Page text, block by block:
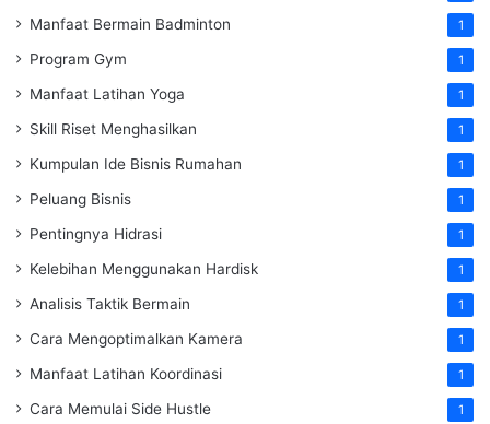
Manfaat Bermain Badminton 1
Program Gym 1
Manfaat Latihan Yoga 1
Skill Riset Menghasilkan 1
Kumpulan Ide Bisnis Rumahan 1
Peluang Bisnis 1
Pentingnya Hidrasi 1
Kelebihan Menggunakan Hardisk 1
Analisis Taktik Bermain 1
Cara Mengoptimalkan Kamera 1
Manfaat Latihan Koordinasi 1
Cara Memulai Side Hustle 1